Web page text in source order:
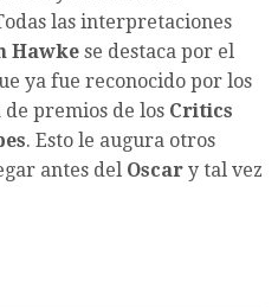
las interpretaciones
Hawke se destaca por el
ya fue reconocido por los
premios de los Critics
. Esto le augura otros
antes del Oscar y tal vez